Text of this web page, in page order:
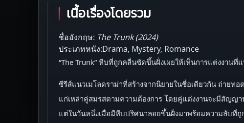
เนื้อเรื่องโดยรวม
ชื่ออังกฤษ: The Trunk (2024)
ประเภทหนัง:Drama, Mystery, Romance
“The Trunk” หีบที่ถูกคลื่นซัดขึ้นฝั่งเผยให้เห็นการแต่งงาน
ซีรีส์แนวเมโลดราม่าที่สร้างจากนิยายในชื่อเดียวกัน ถ่ายท
แก่เหล่าคู่สมรสตามความต้องการ โดยคู่แต่งงานจะมีสัญญา
แต่ในวันหนึ่งเมื่อมีหีบปริศนาลอยขึ้นฝั่งมาพร้อมความลับที่ถู